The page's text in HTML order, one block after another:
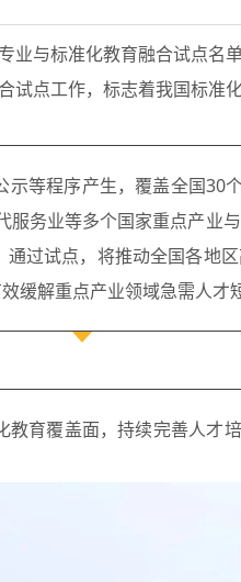
与标准化教育融合试点名
点工作，标志着我国标准
等程序产生，覆盖全国30
务业等多个国家重点产业
过试点，将推动全国各地
缓解重点产业领域急需人才
育覆盖面，持续完善人才